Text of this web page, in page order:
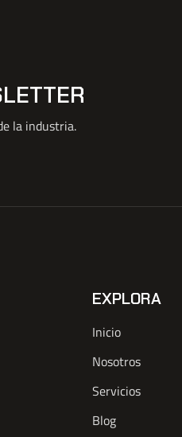
la industria.
EXPLORA
Inicio
Nosotros
Servicios
Blog